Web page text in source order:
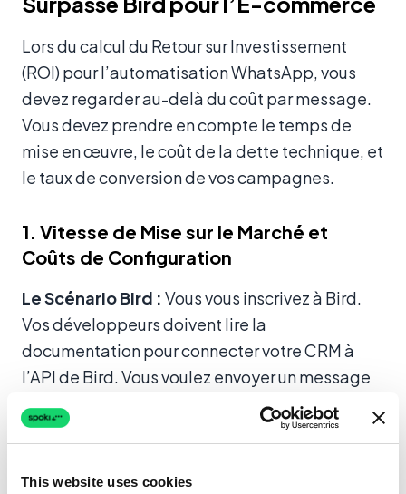
This website uses cookies
Lors du calcul du Retour sur Investissement
(ROI) pour l’automatisation WhatsApp, vous
devez regarder au-delà du coût par message.
Vous devez prendre en compte le temps de
mise en œuvre, le coût de la dette technique, et
le taux de conversion de vos campagnes.
1. Vitesse de Mise sur le Marché et
Coûts de Configuration
Le Scénario Bird : Vous vous inscrivez à Bird.
Vos développeurs doivent lire la
documentation pour connecter votre CRM à
l’API de Bird. Vous voulez envoyer un message
de récupération de panier abandonné. Votre
équipe de développement doit écrire un script
analyse les données, et envoie la requête à